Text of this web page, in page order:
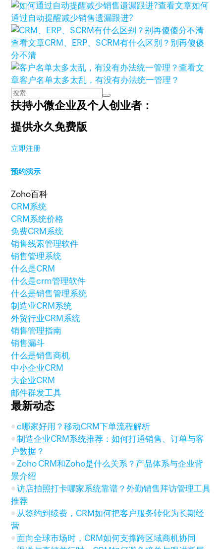
查看文章如何
通过自动提醒减少销售遗漏跟进?
查看文章CRM、ERP、SCRM有什么区别？别再傻傻
分不清
查看文
章客户名单太多太乱，有没有办法统一管理？
扶持小微企业及个人创业者：
提供永久免费版
立即注册
预约演示
Zoho百科
CRM系统
CRM系统价格
免费CRM系统
销售线索管理软件
销售管理系统
什么是CRM
什么是crm管理软件
什么是销售管理系统
制造业CRM系统
外贸行业CRM系统
销售管理指南
销售漏斗
什么是销售商机
中小企业CRM
大企业CRM
邮件群发工具
最新动态
c哪家好用？移动CRM下单流程解析
制造企业CRM系统推荐：如何打通销售、订单与客
户数据？
Zoho CRM和Zoho是什么关系？产品体系与企业背
景介绍
访店拍照打卡哪家系统靠谱？外勤销售拜访管理工具
推荐
从签约到续费，CRM如何把客户服务转化为长期经
营
面向全球市场时，CRM如何支撑跨区域商机协同